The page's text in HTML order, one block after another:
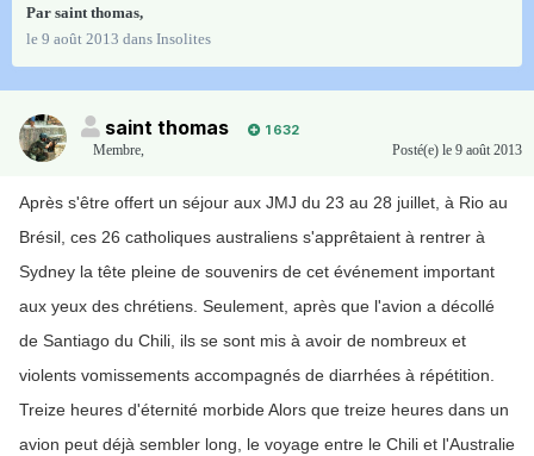
Par saint thomas,
le 9 août 2013 dans Insolites
saint thomas
1 632
Membre, Posté(e) le 9 août 2013
Après s'être offert un séjour aux JMJ du 23 au 28 juillet, à Rio au
Brésil, ces 26 catholiques australiens s'apprêtaient à rentrer à
Sydney la tête pleine de souvenirs de cet événement important
aux yeux des chrétiens. Seulement, après que l'avion a décollé
de Santiago du Chili, ils se sont mis à avoir de nombreux et
violents vomissements accompagnés de diarrhées à répétition.
Treize heures d'éternité morbide Alors que treize heures dans un
avion peut déjà sembler long, le voyage entre le Chili et l'Australie